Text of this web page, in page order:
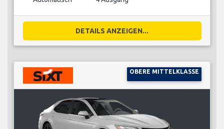
DETAILS ANZEIGEN...
OBERE MITTELKLASSE